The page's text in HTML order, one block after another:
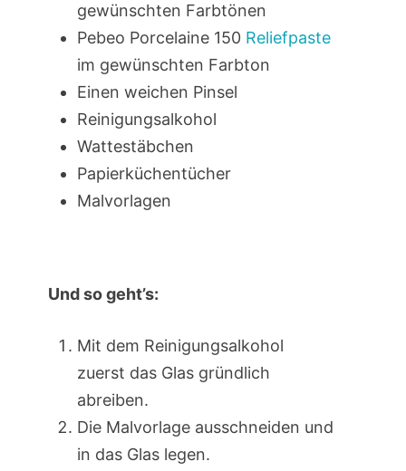
gewünschten Farbtönen
Pebeo Porcelaine 150 Reliefpaste
im gewünschten Farbton
Einen weichen Pinsel
Reinigungsalkohol
Wattestäbchen
Papierküchentücher
Malvorlagen
Und so geht’s:
Mit dem Reinigungsalkohol
zuerst das Glas gründlich
abreiben.
Die Malvorlage ausschneiden und
in das Glas legen.